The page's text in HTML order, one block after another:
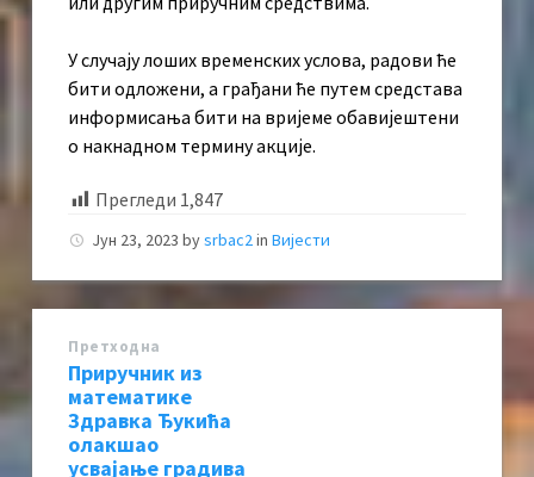
У случају лоших временских услова, радови ће
бити одложени, а грађани ће путем средстава
информисања бити на вријеме обавијештени
о накнадном термину акције.
Прегледи 1,847
Јун 23, 2023 bysrbac2in Вијести
Претходна
Приручник из
математике
Здравка Ђукића
олакшао
усвајање градива